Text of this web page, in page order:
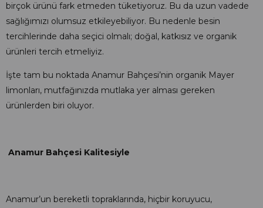
birçok ürünü fark etmeden tüketiyoruz. Bu da uzun vadede
sağlığımızı olumsuz etkileyebiliyor. Bu nedenle besin
tercihlerinde daha seçici olmalı; doğal, katkısız ve organik
ürünleri tercih etmeliyiz.
İşte tam bu noktada Anamur Bahçesi’nin organik Mayer
limonları, mutfağınızda mutlaka yer alması gereken
ürünlerden biri oluyor.
Anamur Bahçesi Kalitesiyle
Anamur’un bereketli topraklarında, hiçbir koruyucu,